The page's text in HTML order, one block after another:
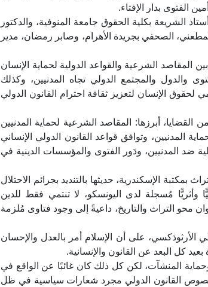
الفتوى بدار الإفتاء.
الشريعة بكلية الحقوق جامعة المنوفية، والدكتور
الصحفي بجريدة الأهرام، وصابر رمضان، مدير
الشرعية والقواعد الدولية لحماية الإنسان
والمجتمع الدولي تجاه المدنيين، وكذلك
الإنسان لتعزيز ثقافة احترام القانون الدولي
أبرزها: المقاصد الشرعية لحماية المدنيين
المدنيين، وتوافق قواعد القانون الدولي الإنساني
ضد المدنيين، ودَور الفتوى والمؤسسات الدينية في
الإسكندرية، حديثها بالتنديد بجرائم الاحتلال
كاشفةً عن تدميره لـ 145 موقعًا تراثيًّا وأثريًّا مُسجلة لدى اليونسكو، لا تنتمي فقط للدين
محو التراث والتاريخ، داعيةً إلى وجود فتاوى مُلزمة
الأرثوذكسي، على أن الإسلام أمر بالعدل والإحسان
كل البعد عن القانون والإنسانية.
وحماية المنشآت، لكن كل ذلك كان غائبًا عن الواقع في
نصوص القانون الدولي مجرد شعارات سياسية في ظل